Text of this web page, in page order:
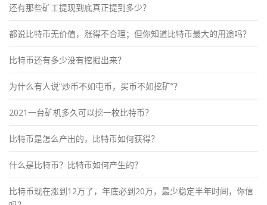
还有那些矿工提现到底真正提到多少？
都说比特币无价值，涨得不合理；但你知道比特币最大的用途吗？
比特币还有多少没有挖掘出来？
为什么有人说“炒币不如屯币，买币不如挖矿”？
2021一台矿机多久可以挖一枚比特币？
比特币是怎么产出的，比特币如何获得？
什么是比特币？比特币如何产生的？
比特币现在涨到12万了，年底必到20万，最少稳定半年时间，你信